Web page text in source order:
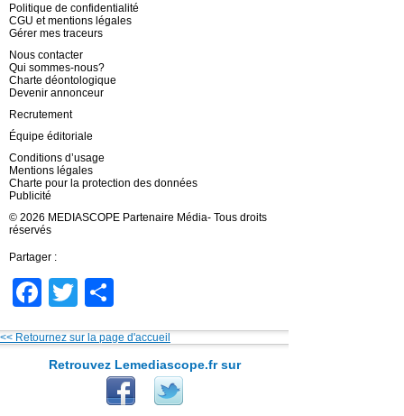
Politique de confidentialité
CGU et mentions légales
Gérer mes traceurs
Nous contacter
Qui sommes-nous?
Charte déontologique
Devenir annonceur
Recrutement
Équipe éditoriale
Conditions d’usage
Mentions légales
Charte pour la protection des données
Publicité
© 2026 MEDIASCOPE Partenaire Média- Tous droits
réservés
Partager :
Facebook
Twitter
<< Retournez sur la page d'accueil
Retrouvez Lemediascope.fr sur